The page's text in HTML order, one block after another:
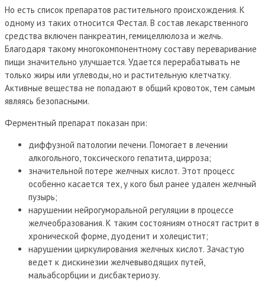
Но есть список препаратов растительного происхождения. К
одному из таких относится Фестал. В состав лекарственного
средства включен панкреатин, гемицеллюлоза и желчь.
Благодаря такому многокомпонентному составу переваривание
пищи значительно улучшается. Удается перерабатывать не
только жиры или углеводы, но и растительную клетчатку.
Активные вещества не попадают в общий кровоток, тем самым
являясь безопасными.
Ферментный препарат показан при:
диффузной патологии печени. Помогает в лечении
алкогольного, токсического гепатита, цирроза;
значительной потере желчных кислот. Этот процесс
особенно касается тех, у кого был ранее удален желчный
пузырь;
нарушении нейрогуморальной регуляции в процессе
желчеобразования. К таким состояниям относят гастрит в
хронической форме, дуоденит и холецистит;
нарушении циркулирования желчных кислот. Зачастую
ведет к дискинезии желчевыводящих путей,
мальабсорбции и дисбактериозу.